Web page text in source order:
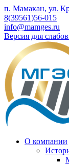
п. Мамакан, ул.
8(39561)56-015
info@mamges.ru
Версия для
О компании